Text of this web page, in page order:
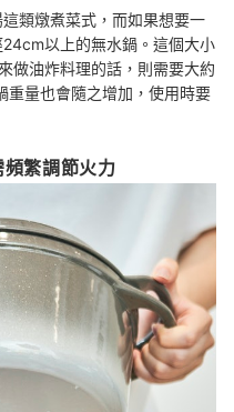
類燉煮菜式，而如果想要一
以上的無水鍋。這個大小
做油炸料理的話，則需要大約
量也會隨之增加，使用時要
頻繁調節火力